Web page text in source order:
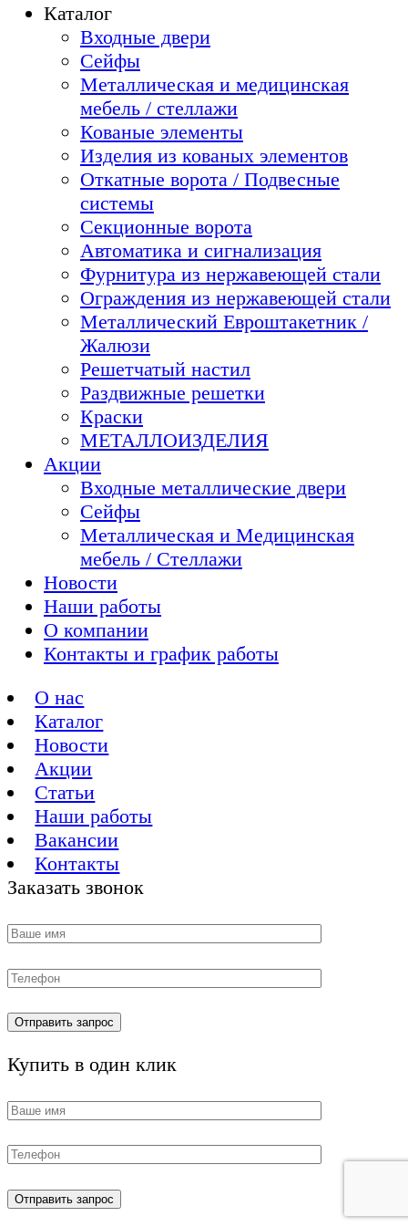
Каталог
Входные двери
Сейфы
Металлическая и медицинская
мебель / стеллажи
Кованые элементы
Изделия из кованых элементов
Откатные ворота / Подвесные
системы
Секционные ворота
Автоматика и сигнализация
Фурнитура из нержавеющей стали
Ограждения из нержавеющей стали
Металлический Евроштакетник /
Жалюзи
Решетчатый настил
Раздвижные решетки
Краски
МЕТАЛЛОИЗДЕЛИЯ
Акции
Входные металлические двери
Сейфы
Металлическая и Медицинская
мебель / Стеллажи
Новости
Наши работы
О компании
Контакты и график работы
О нас
Каталог
Новости
Акции
Статьи
Наши работы
Вакансии
Контакты
Заказать звонок
Купить в один клик